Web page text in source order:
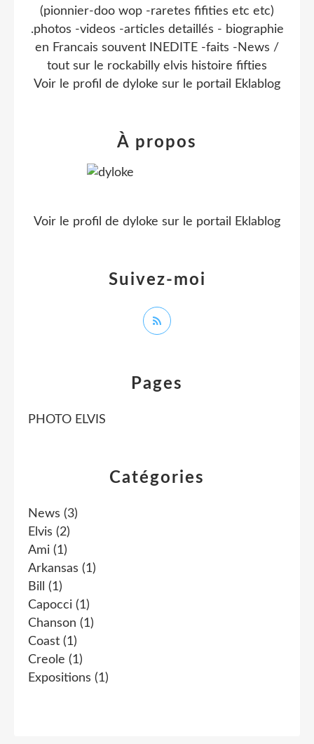
Catégories
News (3)
Elvis (2)
Ami (1)
Arkansas (1)
Bill
(1)
Capocci (1)
Chanson (1)
Coast (1)
Creole (1)
Expositions (1)
Pages
PHOTO ELVIS
(pionnier-doo wop -raretes fifities etc etc)
.photos -videos -articles detaillés - biographie
en Francais souvent INEDITE -faits -News /
tout sur le rockabilly elvis histoire fifties
Voir le profil de dyloke sur le portail Eklablog
Suivez-moi
À propos
Voir le profil de dyloke sur le portail Eklablog